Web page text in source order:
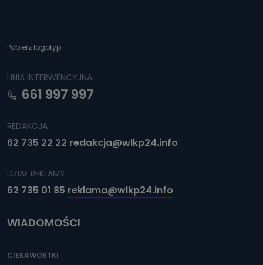
Pobierz logotyp
LINIA INTERWENCYJNA
661 997 997
REDAKCJA
62 735 22 22 redakcja@wlkp24.info
DZIAŁ REKLAMY
62 735 01 85 reklama@wlkp24.info
WIADOMOŚCI
CIEKAWOSTKI